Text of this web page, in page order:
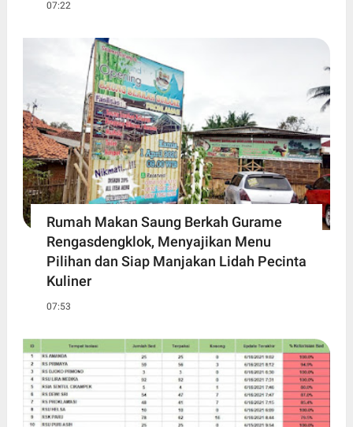
07:22
Rumah Makan Saung Berkah Gurame
Rengasdengklok, Menyajikan Menu
Pilihan dan Siap Manjakan Lidah Pecinta
Kuliner
07:53